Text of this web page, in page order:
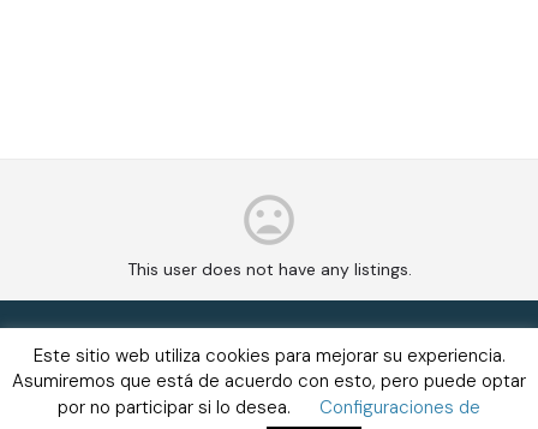
This user does not have any listings.
Este sitio web utiliza cookies para mejorar su experiencia.
Asumiremos que está de acuerdo con esto, pero puede optar
por no participar si lo desea.
Configuraciones de